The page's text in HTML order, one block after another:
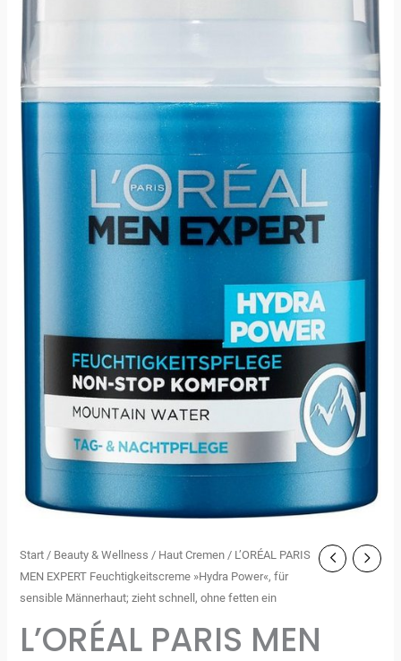
Start / Beauty & Wellness / Haut Cremen / L’ORÉAL PARIS
MEN EXPERT Feuchtigkeitscreme »Hydra Power«, für
sensible Männerhaut; zieht schnell, ohne fetten ein
L’ORÉAL PARIS MEN